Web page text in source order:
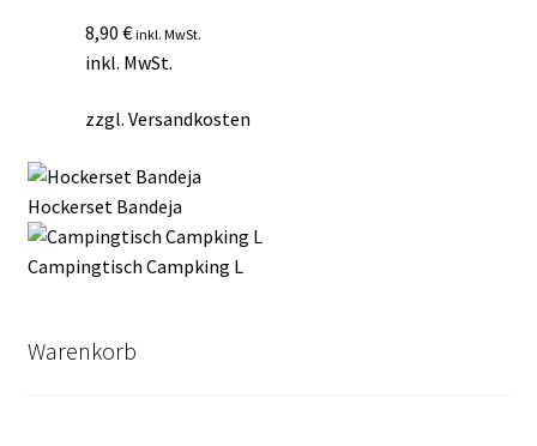
8,90 € inkl. MwSt.
inkl. MwSt.
zzgl. Versandkosten
Hockerset Bandeja
Campingtisch Campking L
Warenkorb